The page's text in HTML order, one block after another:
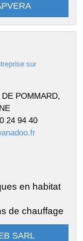
sur
POMMARD,
24 94 40
en habitat
de chauffage
SARL